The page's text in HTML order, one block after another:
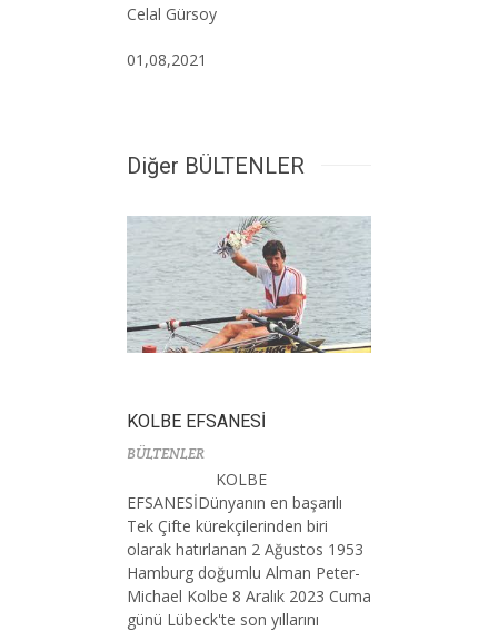
Celal Gürsoy
01,08,2021
Diğer BÜLTENLER
KOLBE EFSANESİ
BÜLTENLER
KOLBE
EFSANESİDünyanın en başarılı
Tek Çifte kürekçilerinden biri
olarak hatırlanan 2 Ağustos 1953
Hamburg doğumlu Alman Peter-
Michael Kolbe 8 Aralık 2023 Cuma
günü Lübeck'te son yıllarını